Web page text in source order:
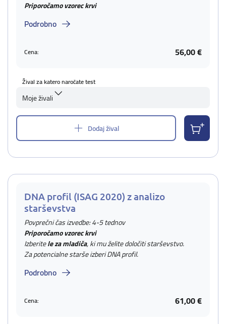
Priporočamo vzorec krvi
Podrobno
Cena: 56,00 €
Žival za katero naročate test
Moje živali
Dodaj žival
DNA profil (ISAG 2020) z analizo
starševstva
Povprečni čas izvedbe: 4-5 tednov
Priporočamo vzorec krvi
Izberitele za mladiča, ki mu želite določiti starševstvo.
Za potencialne starše izberi DNA profil.
Podrobno
Cena: 61,00 €